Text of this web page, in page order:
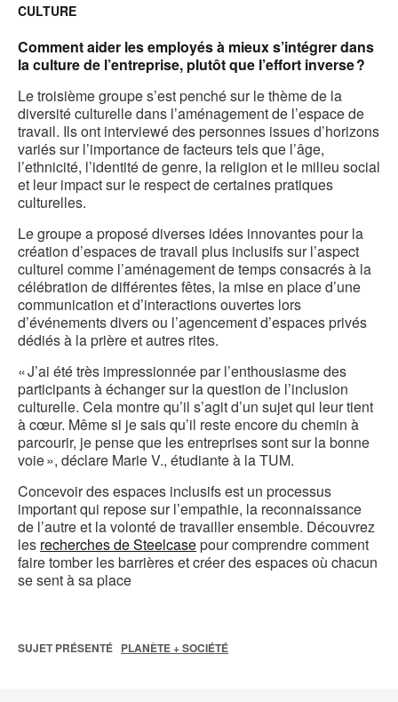
CULTURE
Comment aider les employés à mieux s’intégrer dans
la culture de l’entreprise, plutôt que l’effort inverse ?
Le troisième groupe s’est penché sur le thème de la
diversité culturelle dans l’aménagement de l’espace de
travail. Ils ont interviewé des personnes issues d’horizons
variés sur l’importance de facteurs tels que l’âge,
l’ethnicité, l’identité de genre, la religion et le milieu social
et leur impact sur le respect de certaines pratiques
culturelles.
Le groupe a proposé diverses idées innovantes pour la
création d’espaces de travail plus inclusifs sur l’aspect
culturel comme l’aménagement de temps consacrés à la
célébration de différentes fêtes, la mise en place d’une
communication et d’interactions ouvertes lors
d’événements divers ou l’agencement d’espaces privés
dédiés à la prière et autres rites.
« J’ai été très impressionnée par l’enthousiasme des
participants à échanger sur la question de l’inclusion
culturelle. Cela montre qu’il s’agit d’un sujet qui leur tient
à cœur. Même si je sais qu’il reste encore du chemin à
parcourir, je pense que les entreprises sont sur la bonne
voie », déclare Marie V., étudiante à la TUM.
Concevoir des espaces inclusifs est un processus
important qui repose sur l’empathie, la reconnaissance
de l’autre et la volonté de travailler ensemble. Découvrez
les recherches de Steelcasepour comprendre comment
faire tomber les barrières et créer des espaces où chacun
se sent à sa place
SUJET PRÉSENTÉ PLANÈTE + SOCIÉTÉ